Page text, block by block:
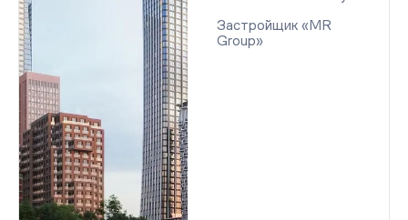
Застройщик «MR
Group»